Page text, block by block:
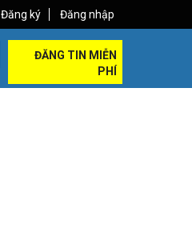
Đăng ký Đăng nhập
ĐĂNG TIN MIỄN
PHÍ